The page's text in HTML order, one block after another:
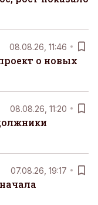
08.08.26, 11:46
о новых
08.08.26, 11:20
07.08.26, 19:17